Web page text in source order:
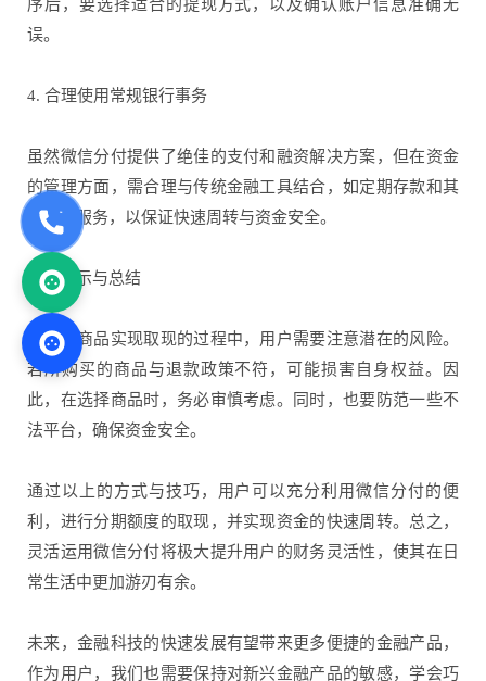
序后，要选择适合的提现方式，以及确认账户信息准确无
误。
4. 合理使用常规银行事务
虽然微信分付提供了绝佳的支付和融资解决方案，但在资金
的管理方面，需合理与传统金融工具结合，如定期存款和其
他银行服务，以保证快速周转与资金安全。
风险提示与总结
在购买商品实现取现的过程中，用户需要注意潜在的风险。
若所购买的商品与退款政策不符，可能损害自身权益。因
此，在选择商品时，务必审慎考虑。同时，也要防范一些不
法平台，确保资金安全。
通过以上的方式与技巧，用户可以充分利用微信分付的便
利，进行分期额度的取现，并实现资金的快速周转。总之，
灵活运用微信分付将极大提升用户的财务灵活性，使其在日
常生活中更加游刃有余。
未来，金融科技的快速发展有望带来更多便捷的金融产品，
作为用户，我们也需要保持对新兴金融产品的敏感，学会巧